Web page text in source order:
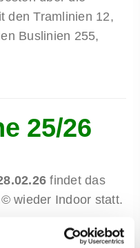
den Tramlinien 12,
Buslinien 255,
25/26
findet das
wieder Indoor statt.